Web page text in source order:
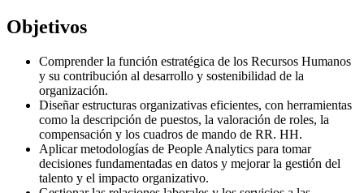
Objetivos
Comprender la función estratégica de los Recursos Humanos
y su contribución al desarrollo y sostenibilidad de la
organización.
Diseñar estructuras organizativas eficientes, con herramientas
como la descripción de puestos, la valoración de roles, la
compensación y los cuadros de mando de RR. HH.
Aplicar metodologías de People Analytics para tomar
decisiones fundamentadas en datos y mejorar la gestión del
talento y el impacto organizativo.